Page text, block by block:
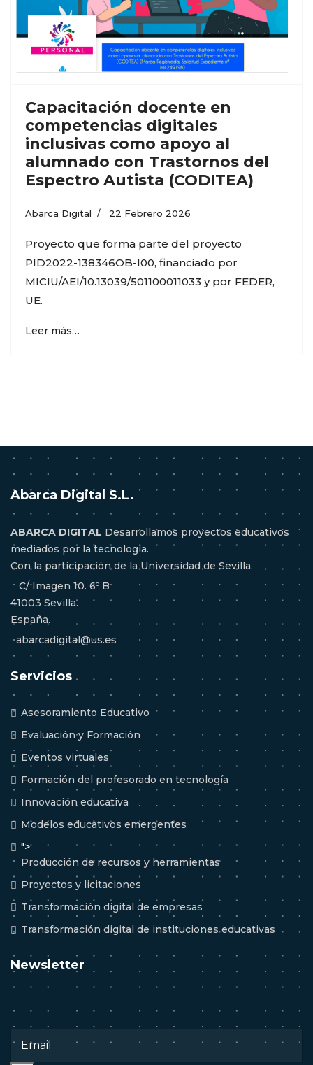
Capacitación docente en
competencias digitales
inclusivas como apoyo al
alumnado con Trastornos del
Espectro Autista (CODITEA)
Abarca Digital 22 Febrero 2026
Proyecto que forma parte del proyecto
PID2022-138346OB-I00, financiado por
MICIU/AEI/10.13039/501100011033 y por FEDER,
UE.
Leer más…
Abarca Digital S.L.
ABARCA DIGITAL Desarrollamos proyectos educativos
mediados por la tecnología.
Con la participación de la Universidad de Sevilla.
C/ Imagen 10. 6º B
41003 Sevilla.
España.
abarcadigital@us.es
Servicios
Asesoramiento Educativo
Evaluación y Formación
Eventos virtuales
Formación del profesorado en tecnología
Innovación educativa
Modelos educativos emergentes
">
Producción de recursos y herramientas
Proyectos y licitaciones
Transformación digital de empresas
Transformación digital de instituciones educativas
Newsletter